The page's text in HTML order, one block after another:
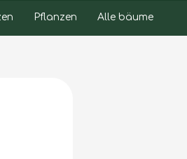
Pflanzen Alle bäume